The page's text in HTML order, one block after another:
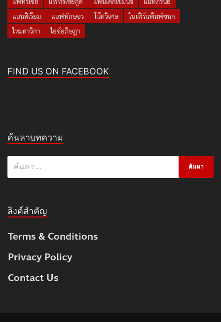
แอนสิเรียม
แอฟทักษอร โน๊ตวิเศษ
ใบเฟิร์นพิมพ์ชนก
ใหม่ดาวิกา
ไอซ์อภิษฎา
FIND US ON FACEBOOK
ค้นหาบทความ
ลิงค์สำคัญ
Terms & Conditions
Privacy Policy
Contact Us